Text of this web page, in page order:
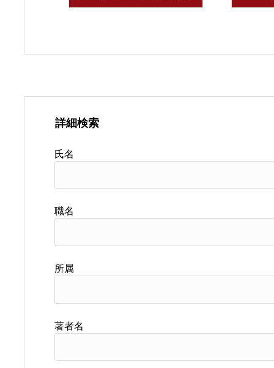
詳細検索
氏名
職名
所属
著者名